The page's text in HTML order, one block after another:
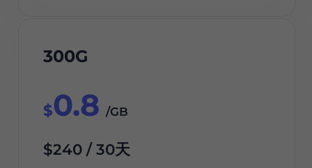
300G
$0.8 /GB
$240 / 30天